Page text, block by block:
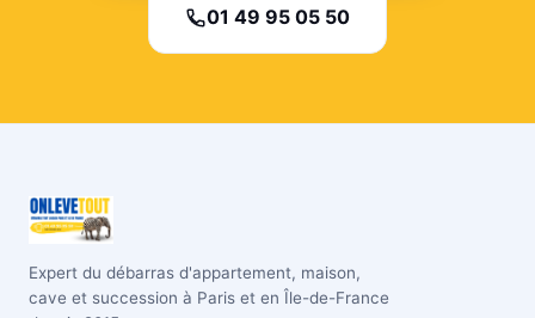
01 49 95 05 50
Expert du débarras d'appartement, maison,
cave et succession à Paris et en Île-de-France